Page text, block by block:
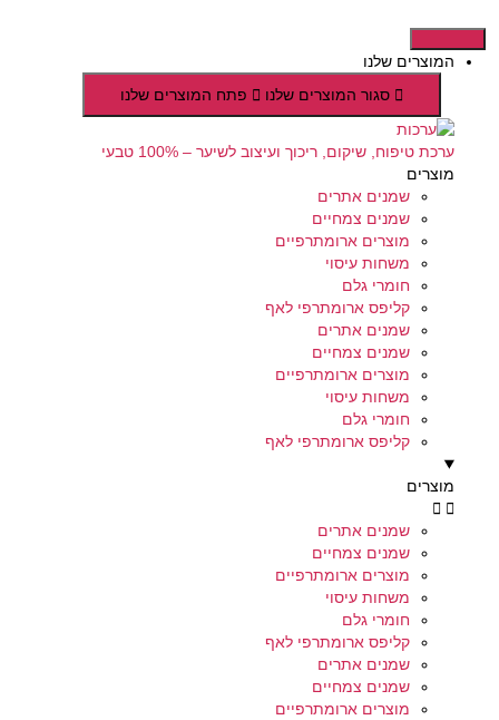
לתוכן
המוצרים שלנו
סגור המוצרים שלנו
פתח המוצרים שלנו
ערכת טיפוח, שיקום, ריכוך ועיצוב לשיער – 100% טבעי
מוצרים
שמנים אתרים
שמנים צמחיים
מוצרים ארומתרפיים
משחות עיסוי
חומרי גלם
קליפס ארומתרפי לאף
שמנים אתרים
שמנים צמחיים
מוצרים ארומתרפיים
משחות עיסוי
חומרי גלם
קליפס ארומתרפי לאף
מוצרים
שמנים אתרים
שמנים צמחיים
מוצרים ארומתרפיים
משחות עיסוי
חומרי גלם
קליפס ארומתרפי לאף
שמנים אתרים
שמנים צמחיים
מוצרים ארומתרפיים